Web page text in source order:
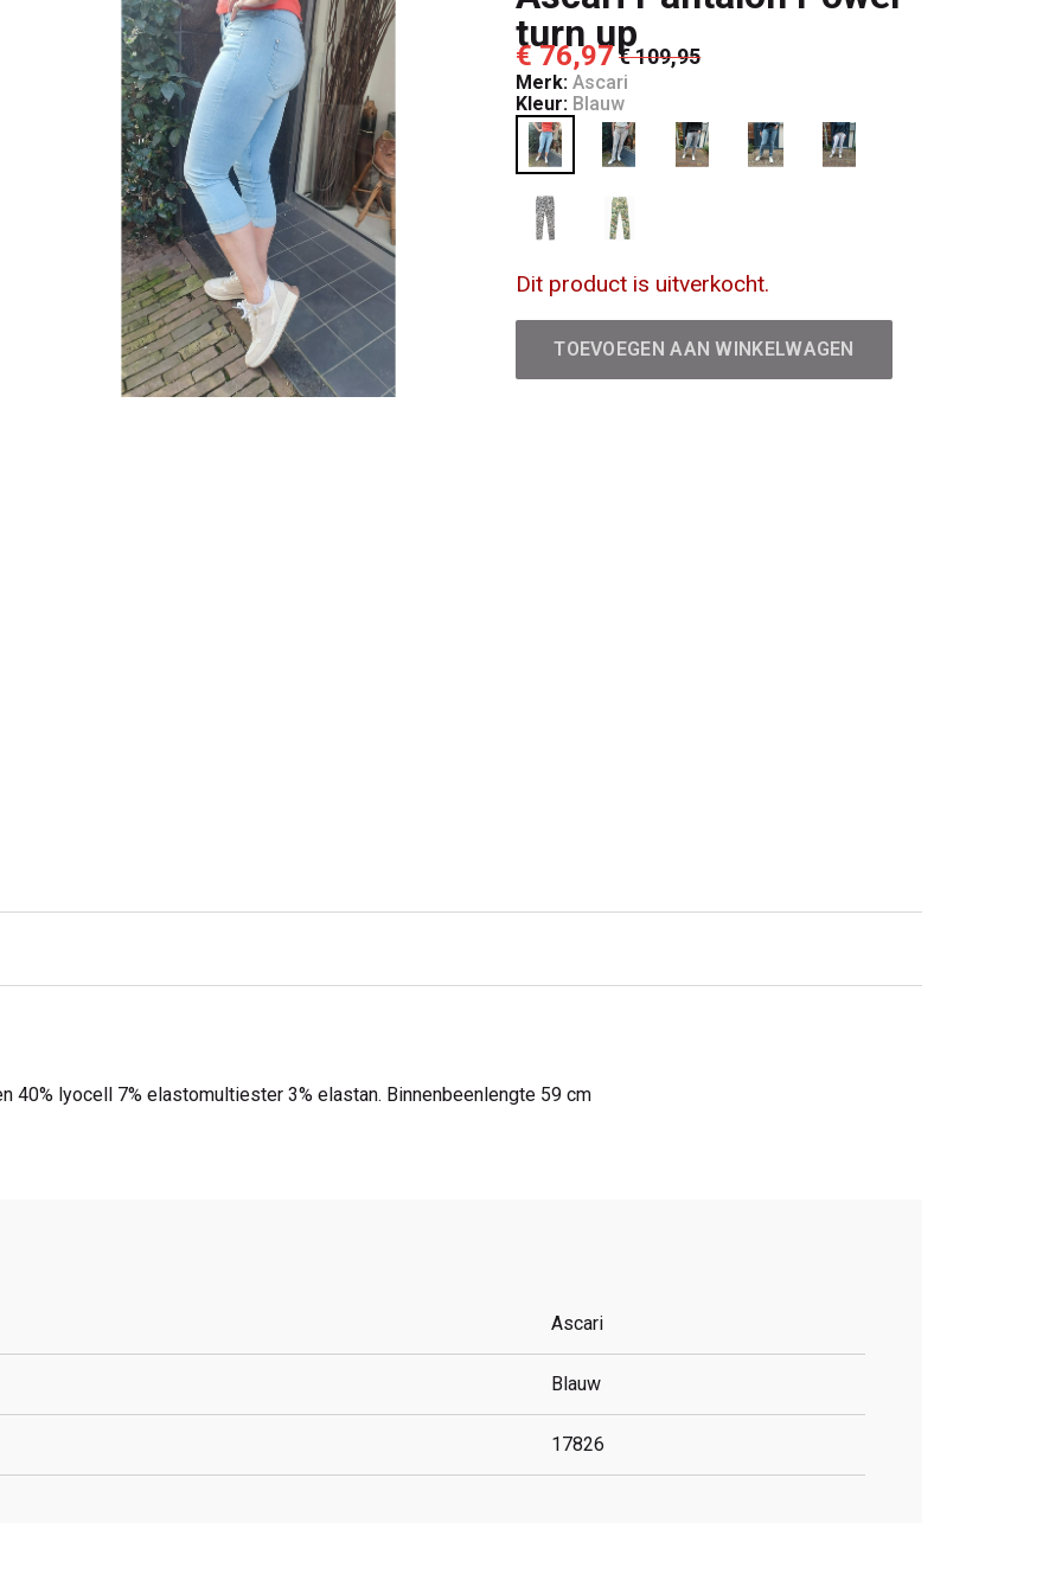
turn up
€ 76,97€ 109,95
Merk: Ascari
Kleur: Blauw
Dit product is uitverkocht.
TOEVOEGEN AAN WINKELWAGEN
40% lyocell 7% elastomultiester 3% elastan. Binnenbeenlengte 59 cm
Ascari
Blauw
17826